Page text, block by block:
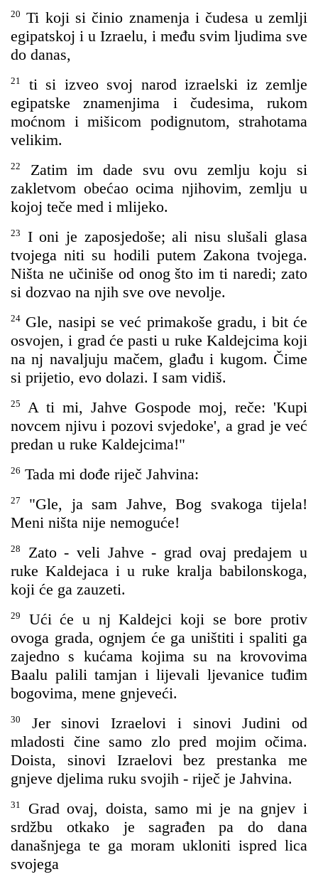
20 Ti koji si činio znamenja i čudesa u zemlji
egipatskoj i u Izraelu, i među svim ljudima sve
do danas,
21
ti si izveo svoj narod izraelski iz zemlje
egipatske znamenjima i čudesima, rukom
moćnom i mišicom podignutom, strahotama
velikim.
22
Zatim im dade svu ovu zemlju koju si
zakletvom obećao ocima njihovim, zemlju u
kojoj teče med i mlijeko.
23
I oni je zaposjedoše; ali nisu slušali glasa
tvojega niti su hodili putem Zakona tvojega.
Ništa ne učiniše od onog što im ti naredi; zato
si dozvao na njih sve ove nevolje.
24 Gle, nasipi se već primakoše gradu, i bit će
osvojen, i grad će pasti u ruke Kaldejcima koji
na nj navaljuju mačem, glađu i kugom. Čime
si prijetio, evo dolazi. I sam vidiš.
25
A ti mi, Jahve Gospode moj, reče: 'Kupi
novcem njivu i pozovi svjedoke', a grad je već
predan u ruke Kaldejcima!"
26 Tada mi dođe riječ Jahvina:
27
"Gle, ja sam Jahve, Bog svakoga tijela!
Meni ništa nije nemoguće!
28
Zato - veli Jahve - grad ovaj predajem u
ruke Kaldejaca i u ruke kralja babilonskoga,
koji će ga zauzeti.
29
Ući će u nj Kaldejci koji se bore protiv
ovoga grada, ognjem će ga uništiti i spaliti ga
zajedno s kućama kojima su na krovovima
Baalu palili tamjan i lijevali ljevanice tuđim
bogovima, mene gnjeveći.
30
Jer sinovi Izraelovi i sinovi Judini od
mladosti čine samo zlo pred mojim očima.
Doista, sinovi Izraelovi bez prestanka me
gnjeve djelima ruku svojih - riječ je Jahvina.
31
Grad ovaj, doista, samo mi je na gnjev i
srdžbu otkako je sagrađen pa do dana
današnjega te ga moram ukloniti ispred lica
svojega